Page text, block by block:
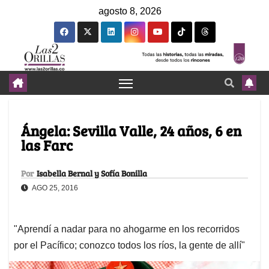
agosto 8, 2026
Ángela: Sevilla Valle, 24 años, 6 en
las Farc
Por Isabella Bernal y Sofía Bonilla
AGO 25, 2016
"Aprendí a nadar para no ahogarme en los recorridos
por el Pacífico; conozco todos los ríos, la gente de allí"